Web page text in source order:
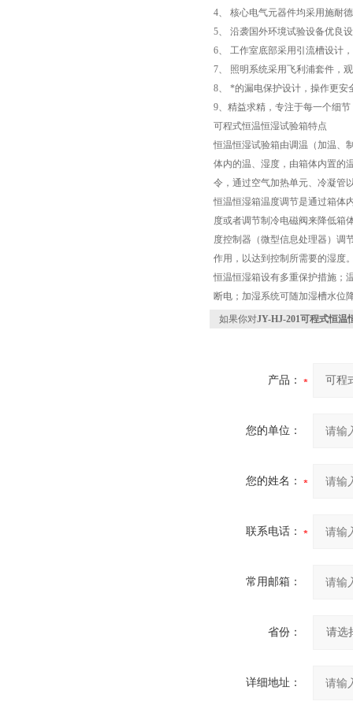
4、 核心电气元器件均采用施耐
5、 沿袭国外环境试验设备优良
6、 工作室底部采用引流槽设计
7、 照明系统采用飞利浦套件，
8、 *的漏电保护设计，操作更安
9、精益求精，专注于每一个细
可程式恒温恒湿试验箱特点
恒温恒湿试验箱由调温（加温、
体内的温、湿度，由箱体内置的
令，通过空气加热单元、冷凝管
恒温恒湿箱温度调节是通过箱体
度或者调节制冷电磁阀来降低箱
度控制器（微型信息处理器）调
作用，以达到控制所需要的湿度
恒温恒湿箱设有多重保护措施；
断电；加湿系统可随加湿槽水位
如果你对JY-HJ-201可程式恒温
产品：
您的单位：
您的姓名：
联系电话：
常用邮箱：
省份：
详细地址：